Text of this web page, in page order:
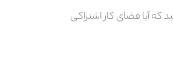
که آیا فضای کار اشتراکی